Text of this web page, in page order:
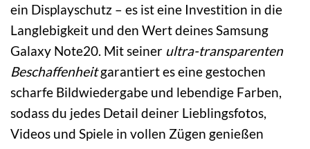
ein Displayschutz – es ist eine Investition in die
Langlebigkeit und den Wert deines Samsung
Galaxy Note20. Mit seiner ultra-transparenten
Beschaffenheitgarantiert es eine gestochen
scharfe Bildwiedergabe und lebendige Farben,
sodass du jedes Detail deiner Lieblingsfotos,
Videos und Spiele in vollen Zügen genießen